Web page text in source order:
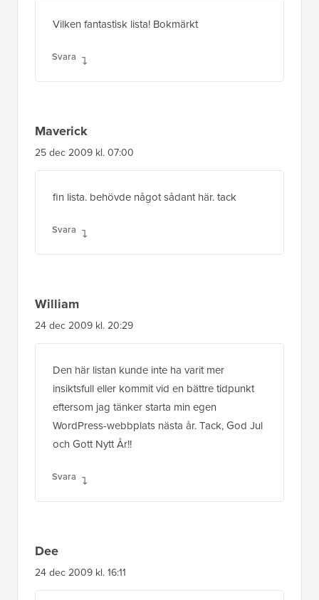
Vilken fantastisk lista! Bokmärkt
Svara
Maverick
25 dec 2009 kl. 07:00
fin lista. behövde något sådant här. tack
Svara
William
24 dec 2009 kl. 20:29
Den här listan kunde inte ha varit mer
insiktsfull eller kommit vid en bättre tidpunkt
eftersom jag tänker starta min egen
WordPress-webbplats nästa år. Tack, God Jul
och Gott Nytt År!!
Svara
Dee
24 dec 2009 kl. 16:11